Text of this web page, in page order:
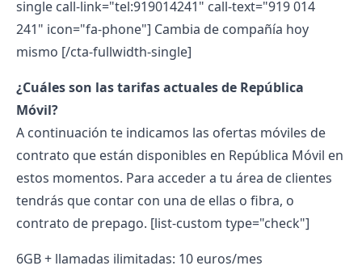
single call-link="tel:919014241" call-text="919 014
241" icon="fa-phone"] Cambia de compañía hoy
mismo [/cta-fullwidth-single]
¿Cuáles son lastarifasactuales de República
Móvil?
A continuación te indicamos las ofertas móviles de
contrato que están disponibles en República Móvil en
estos momentos. Para acceder a tu área de clientes
tendrás que contar con una de ellas o fibra, o
contrato de prepago. [list-custom type="check"]
6GB + llamadas ilimitadas: 10 euros/mes